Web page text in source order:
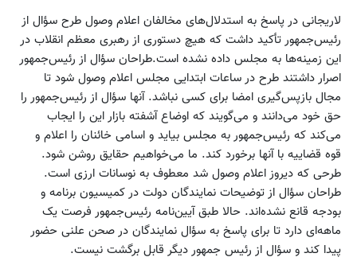
لاریجانی در پاسخ به استدلال‌های مخالفان اعلام وصول طرح سؤال از
رئیس‌جمهور تأکید داشت که هیچ دستوری از رهبری معظم انقلاب در
این زمینه‌ها به مجلس داده نشده است.طراحان سؤال از رئیس‌جمهور
اصرار داشتند طرح در ساعات ابتدایی مجلس اعلام وصول شود تا
مجال بازپس‌گیری امضا برای کسی نباشد. آنها سؤال از رئیس‌جمهور را
حق خود می‌دانند و می‌گویند که اوضاع آشفته بازار این را ایجاب
می‌کند که رئیس‌جمهور به مجلس بیاید و اسامی خائنان را اعلام و
قوه قضاییه با آنها برخورد کند. ما می‌خواهیم حقایق روشن شود.
طرحی که دیروز اعلام وصول شد معطوف به نوسانات ارزی است.
طراحان سؤال از توضیحات نمایندگان دولت در کمیسیون برنامه و
بودجه قانع نشده‌اند. حالا طبق آیین‌نامه رئیس‌جمهور فرصت یک
ماهه‌ای دارد تا برای پاسخ به سؤال نمایندگان در صحن علنی حضور
پیدا کند و سؤال از رئیس جمهور دیگر قابل برگشت نیست.